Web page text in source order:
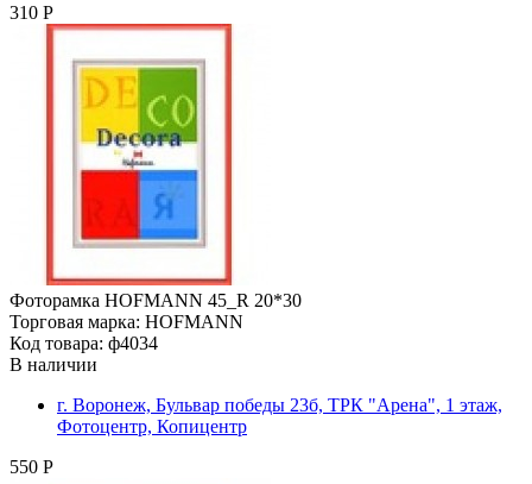
310 Р
Фоторамка HOFMANN 45_R 20*30
Торговая марка: HOFMANN
Код товара: ф4034
В наличии
г. Воронеж, Бульвар победы 23б, ТРК "Арена", 1 этаж,
Фотоцентр, Копицентр
550 Р